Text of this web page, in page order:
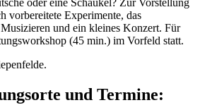
oder eine Schaukel? Zur Vorstellung
vorbereitete Experimente, das
und ein kleines Konzert. Für
(45 min.) im Vorfeld statt.
und Termine: